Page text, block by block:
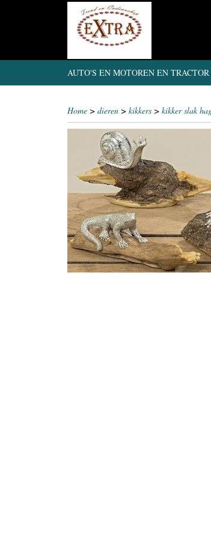
AUTO'S EN MOTOREN EN TRACTOR
Home > dieren > kikkers > kikker slak